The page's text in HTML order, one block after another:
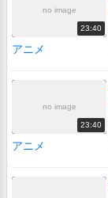
no image
23:40
アニメ
no image
23:40
アニメ